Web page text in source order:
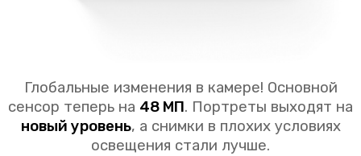
Глобальные изменения в камере! Основной
сенсор теперь на 48 МП. Портреты выходят на
новый уровень, а снимки в плохих условиях
освещения стали лучше.